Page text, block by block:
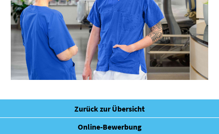
Zurück zur Übersicht
Online-Bewerbung